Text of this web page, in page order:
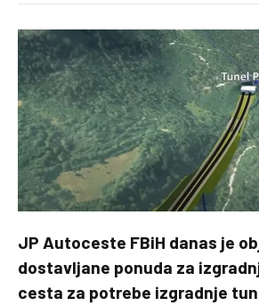
JP Autoceste FBiH danas je
dostavljane ponuda za
cesta za potrebe izgradnje